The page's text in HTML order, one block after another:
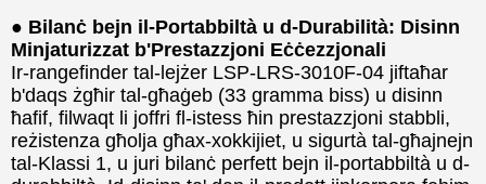
● Bilanċ bejn il-Portabbiltà u d-Durabilità: Disinn
Minjaturizzat b'Prestazzjoni Eċċezzjonali
Ir-rangefinder tal-lejżer LSP-LRS-3010F-04 jiftaħar
b'daqs żgħir tal-għaġeb (33 gramma biss) u disinn
ħafif, filwaqt li joffri fl-istess ħin prestazzjoni stabbli,
reżistenza għolja għax-xokkijiet, u sigurtà tal-għajnejn
tal-Klassi 1, u juri bilanċ perfett bejn il-portabbiltà u d-